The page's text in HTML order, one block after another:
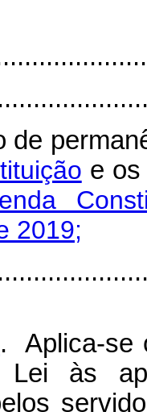
de
e
2019;
. Aplica-se
Lei às